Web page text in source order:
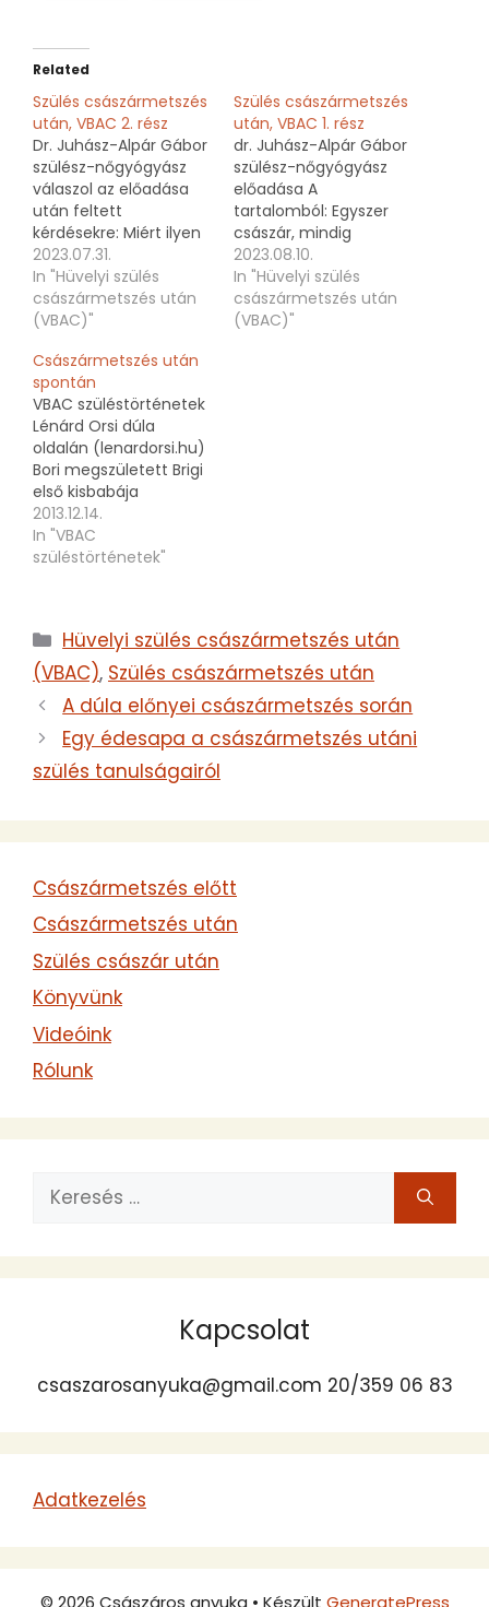
Related
Szülés császármetszés
után, VBAC 2. rész
Dr. Juhász-Alpár Gábor
szülész-nőgyógyász
válaszol az előadása
után feltett
kérdésekre: Miért ilyen
magas
Magyarországon a
császármetszés
statisztika? Ha
kisbabát szeretnénk,
milyenek az esélyek, ha
a 2. hüvelyi szülés vagy
császármetszés?
Mennyi az ideális
időkülönbség a két
szülés között VBAC
esetén? VBAC esetén
alkalmazható EDA és
oxitocin? (A
2023.07.31.
In "Hüvelyi szülés
császármetszés után
(VBAC)"
Szülés császármetszés
után, VBAC 1. rész
dr. Juhász-Alpár Gábor
szülész-nőgyógyász
előadása A
tartalomból: Egyszer
császár, mindig
császár? A
császármetszés és a
VBAC aránya VBAC
sikerességét
2023.08.10.
In "Hüvelyi szülés
császármetszés után
(VBAC)"
Császármetszés után
spontán
VBAC szüléstörténetek
Lénárd Orsi dúla
oldalán (lenardorsi.hu)
Bori megszületett Brigi
első kisbabája
császármetszéssel
született. Másodjára
már sokkal
készült a szülésre.
Hogyan segített
nekem a dúla? Két
császármetszés után
hüvelyi szülés (Lehel
születése) Hurrá,
szülünk VBAC, azaz
hüvelyi szülés Évi
története
2013.12.14.
In "VBAC
szüléstörténetek"
Kategória
Hüvelyi szülés császármetszés után
(VBAC), Szülés császármetszés után
A dúla előnyei császármetszés során
Egy édesapa a császármetszés utáni
szülés tanulságairól
Császármetszés előtt
Császármetszés után
Szülés császár után
Könyvünk
Videóink
Rólunk
Keresés:
Kapcsolat
csaszarosanyuka@gmail.com 20/359 06 83
Adatkezelés
© 2026 Császáros anyuka • Készült GeneratePress